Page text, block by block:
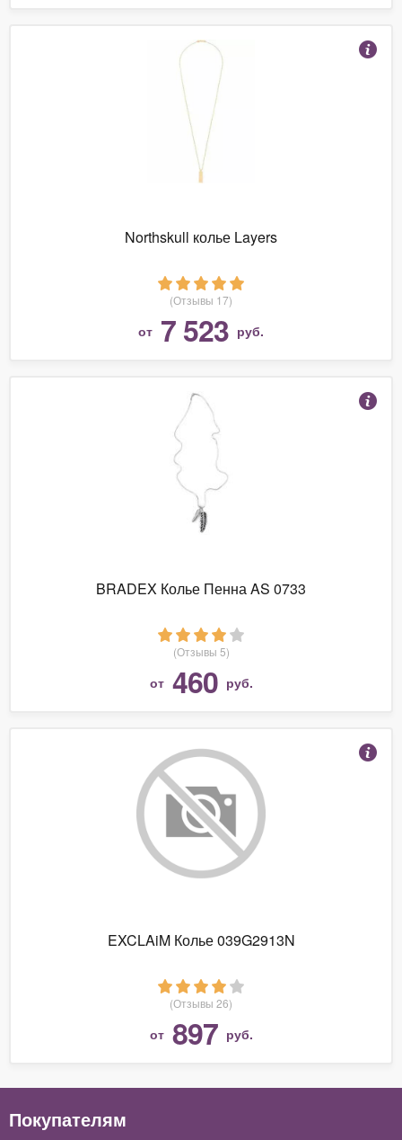
Northskull колье Layers
(Отзывы 17)
от 7 523 руб.
BRADEX Колье Пенна AS 0733
(Отзывы 5)
от 460 руб.
EXCLAiM Колье 039G2913N
(Отзывы 26)
от 897 руб.
Покупателям